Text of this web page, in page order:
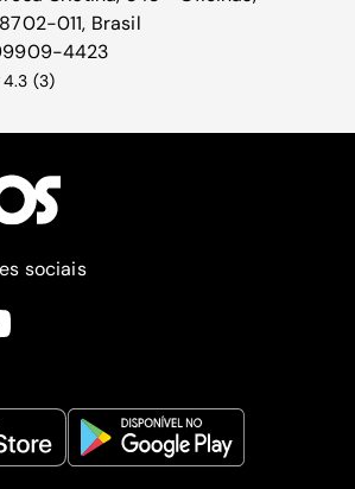
011, Brasil
4423
4.3 (3)
sociais